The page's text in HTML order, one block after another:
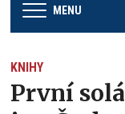
MENU
KNIHY
První